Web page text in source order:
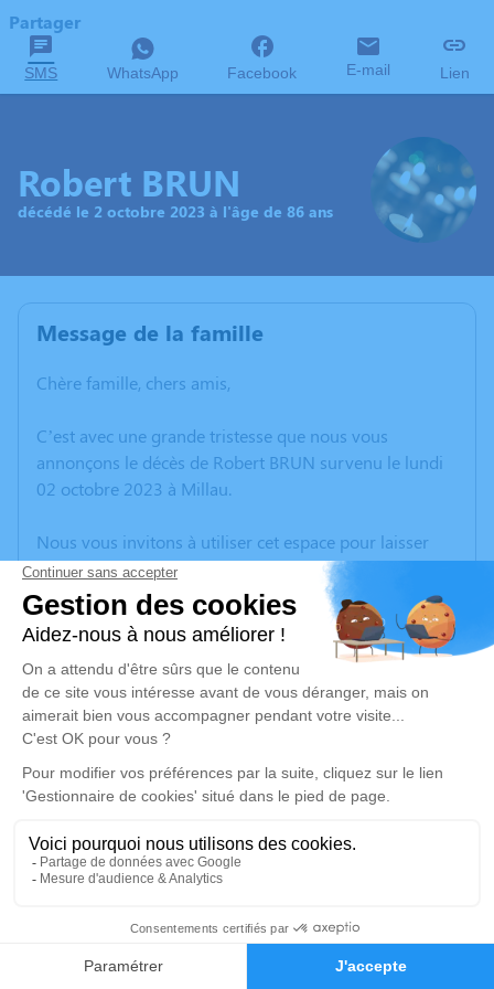
Faire-part Hommages
Partager
SMS WhatsApp Facebook E-mail Lien
Robert BRUN
décédé le 2 octobre 2023 à l'âge de 86 ans
Message de la famille
Chère famille, chers amis,
C’est avec une grande tristesse que nous vous
annonçons le décès de Robert BRUN survenu le lundi
02 octobre 2023 à Millau.
Nous vous invitons à utiliser cet espace pour laisser
vos condoléances, partager des photos souvenirs, une
anecdote ou exprimer vos pensées à travers des
poèmes ou des textes. Cet endroit est un lieu
d'expression dédié à honorer la mémoire de Robert
BRUN.
Un service de plantation d’arbre hommage est
disponible ici.
Je rends hommage
Cérémonie religieuse
Information indisponible